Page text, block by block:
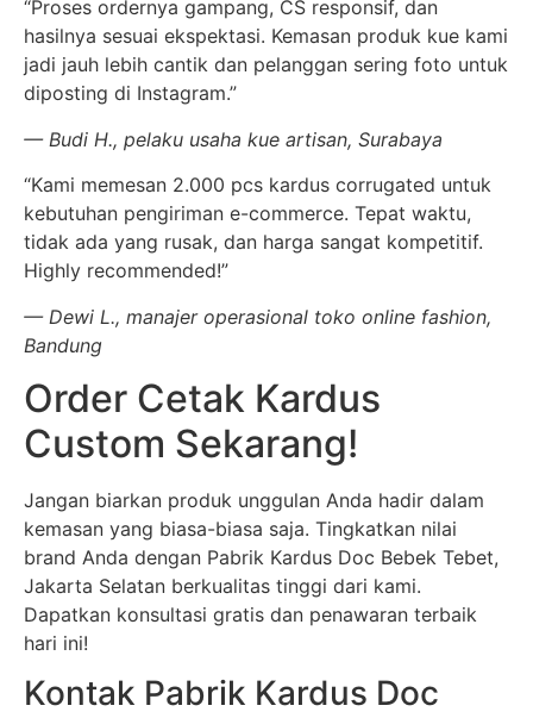
“Proses ordernya gampang, CS responsif, dan
hasilnya sesuai ekspektasi. Kemasan produk kue kami
jadi jauh lebih cantik dan pelanggan sering foto untuk
diposting di Instagram.”
— Budi H., pelaku usaha kue artisan, Surabaya
“Kami memesan 2.000 pcs kardus corrugated untuk
kebutuhan pengiriman e-commerce. Tepat waktu,
tidak ada yang rusak, dan harga sangat kompetitif.
Highly recommended!”
— Dewi L., manajer operasional toko online fashion,
Bandung
Order Cetak Kardus
Custom Sekarang!
Jangan biarkan produk unggulan Anda hadir dalam
kemasan yang biasa-biasa saja. Tingkatkan nilai
brand Anda dengan Pabrik Kardus Doc Bebek Tebet,
Jakarta Selatan berkualitas tinggi dari kami.
Dapatkan konsultasi gratis dan penawaran terbaik
hari ini!
Kontak Pabrik Kardus Doc